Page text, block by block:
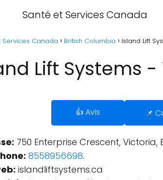
Santé et Services Canada
Services Canada British Columbia Island Lift
Lift Systems
👍 Avis 📌
750 Enterprise Crescent, Victoria,
8558956698.
islandliftsystems.ca